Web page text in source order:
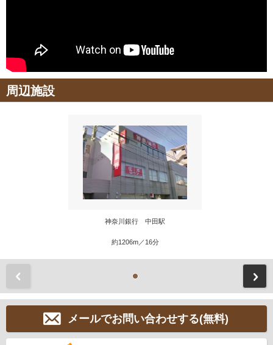
周辺施設
神奈川銀行 中田駅
約1206m／16分
メールでお問い合わせする(無料)